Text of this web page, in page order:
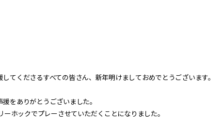
してくださるすべての皆さん、新年明けましておめでとうございます。
をありがとうございました。
ホックでプレーさせていただくことになりました。